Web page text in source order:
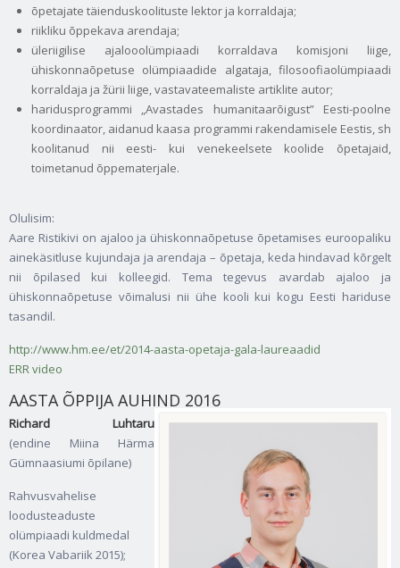
õpetajate täienduskoolituste lektor ja korraldaja;
riikliku õppekava arendaja;
üleriigilise ajalooolümpiaadi korraldava komisjoni liige,
ühiskonnaõpetuse olümpiaadide algataja, filosoofiaolümpiaadi
korraldaja ja žürii liige, vastavateemaliste artiklite autor;
haridusprogrammi „Avastades humanitaarõigust” Eesti-poolne
koordinaator, aidanud kaasa programmi rakendamisele Eestis, sh
koolitanud nii eesti- kui venekeelsete koolide õpetajaid,
toimetanud õppematerjale.
Olulisim:
Aare Ristikivi on ajaloo ja ühiskonnaõpetuse õpetamises euroopaliku
ainekäsitluse kujundaja ja arendaja – õpetaja, keda hindavad kõrgelt
nii õpilased kui kolleegid. Tema tegevus avardab ajaloo ja
ühiskonnaõpetuse võimalusi nii ühe kooli kui kogu Eesti hariduse
tasandil.
http://www.hm.ee/et/2014-aasta-opetaja-gala-laureaadid
ERR video
AASTA ÕPPIJA AUHIND 2016
Richard Luhtaru
(endine Miina Härma
Gümnaasiumi õpilane)
Rahvusvahelise
loodusteaduste
olümpiaadi kuldmedal
(Korea Vabariik 2015);